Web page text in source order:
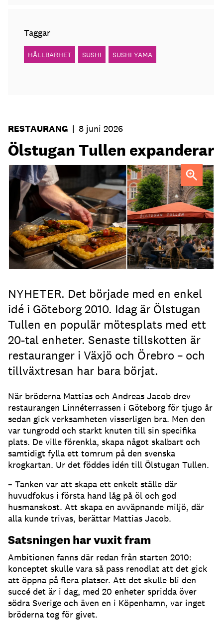
Taggar
HÅLLBARHET SUSHI SUSHI YAMA
RESTAURANG | 8 juni 2026
Ölstugan Tullen expanderar
NYHETER. Det började med en enkel
idé i Göteborg 2010. Idag är Ölstugan
Tullen en populär mötesplats med ett
20-tal enheter. Senaste tillskotten är
restauranger i Växjö och Örebro – och
tillväxtresan har bara börjat.
När bröderna Mattias och Andreas Jacob drev
restaurangen Linnéterrassen i Göteborg för tjugo år
sedan gick verksamheten visserligen bra. Men den
var tungrodd och starkt knuten till sin specifika
plats. De ville förenkla, skapa något skalbart och
samtidigt fylla ett tomrum på den svenska
krogkartan. Ur det föddes idén till Ölstugan Tullen.
– Tanken var att skapa ett enkelt ställe där
huvudfokus i första hand låg på öl och god
husmanskost. Att skapa en avväpnande miljö, där
alla kunde trivas, berättar Mattias Jacob.
Satsningen har vuxit fram
Ambitionen fanns där redan från starten 2010:
konceptet skulle vara så pass renodlat att det gick
att öppna på flera platser. Att det skulle bli den
succé det är i dag, med 20 enheter spridda över
södra Sverige och även en i Köpenhamn, var inget
bröderna tog för givet.